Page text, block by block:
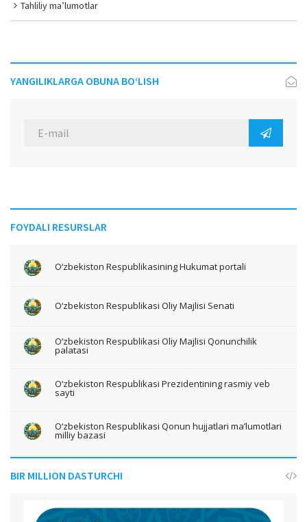
Tahliliy ma’lumotlar
YANGILIKLARGA OBUNA BO‘LISH
FOYDALI RESURSLAR
O‘zbekiston Respublikasining Hukumat portali
O‘zbekiston Respublikasi Oliy Majlisi Senati
O‘zbekiston Respublikasi Oliy Majlisi Qonunchilik
palatasi
O‘zbekiston Respublikasi Prezidentining rasmiy veb
sayti
O‘zbekiston Respublikasi Qonun hujjatlari ma’lumotlari
milliy bazasi
BIR MILLION DASTURCHI